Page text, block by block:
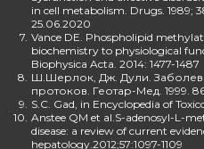
in cell metabolism. Drugs. 1989;
25.06.2020
7. Vance DE. Phospholipid
biochemistry to physiological
Biophysica Acta. 2014: 1477-1487
8. Ш.Шерлок, Дж. Дули.
протоков. Геотар-Мед. 1999.
9. S.C. Gad, in Encyclopedia of
10. Anstee QM et al.S-adenosyl-L-
disease: a review of current
hepatology.2012;57:1097-1109